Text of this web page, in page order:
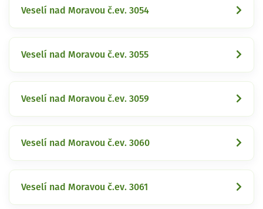
Veselí nad Moravou č.ev. 3054
Veselí nad Moravou č.ev. 3055
Veselí nad Moravou č.ev. 3059
Veselí nad Moravou č.ev. 3060
Veselí nad Moravou č.ev. 3061